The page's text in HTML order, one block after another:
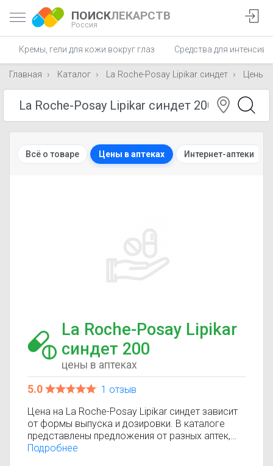
ПОИСКЛЕКАРСТВ
Россия
Кремы, гели для кожи вокруг глаз Средства для
Главная Каталог La Roche-Posay Lipikar синдет Цены
Всё о товаре Цены в аптеках Интернет-аптеки
La Roche-Posay Lipikar
синдет 200
цены в аптеках
5.0
1 отзыв
Цена на La Roche-Posay Lipikar синдет зависит
от формы выпуска и дозировки. В каталоге
представлены предложения от разных аптек,
что позволяет быстро найти, где купить La
Подробнее